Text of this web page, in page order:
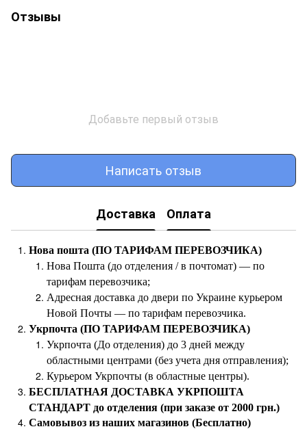
Отзывы
Добавьте первый отзыв
Написать отзыв
Доставка Оплата
Нова пошта (ПО ТАРИФАМ ПЕРЕВОЗЧИКА)
Нова Пошта (до отделения / в почтомат) — по
тарифам перевозчика;
Адресная доставка до двери по Украине курьером
Новой Почты — по тарифам перевозчика.
Укрпочта (ПО ТАРИФАМ ПЕРЕВОЗЧИКА)
Укрпочта (До отделения) до 3 дней между
областными центрами (без учета дня отправления);
Курьером Укрпочты (в областные центры).
БЕСПЛАТНАЯ ДОСТАВКА УКРПОШТА
СТАНДАРТ до отделения (при заказе от 2000 грн.)
Самовывоз из наших магазинов (Бесплатно)